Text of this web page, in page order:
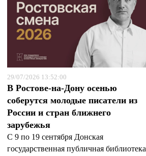
29/07/2026 13:52:00
В Ростове-на-Дону осенью
соберутся молодые писатели из
России и стран ближнего
зарубежья
С 9 по 19 сентября Донская
государственная публичная библиотека